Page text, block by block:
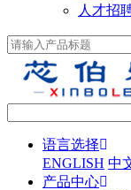
人才招
语言选择
ENGLISH 中
产品中心